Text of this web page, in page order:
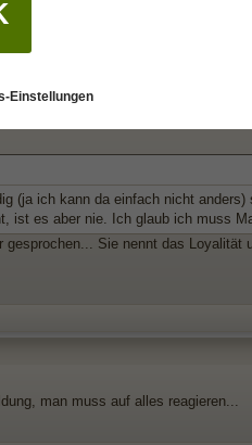
Bzw. meine unzufriedene Seele
einen grundsätzlich nix wurscht
(ja ich kann da einfach nicht
ist es aber nie. Ich glaub ich muss
gesprochen... Sie nennt das Loyalität
man muss auf alles reagieren...
Einstellungen